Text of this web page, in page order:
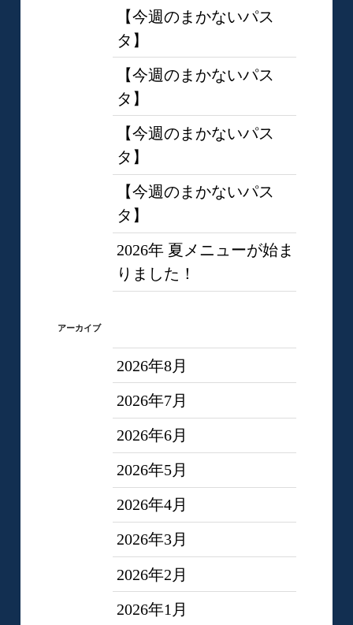
【今週のまかないパス
タ】
【今週のまかないパス
タ】
【今週のまかないパス
タ】
【今週のまかないパス
タ】
2026年 夏メニューが始ま
りました！
アーカイブ
2026年8月
2026年7月
2026年6月
2026年5月
2026年4月
2026年3月
2026年2月
2026年1月